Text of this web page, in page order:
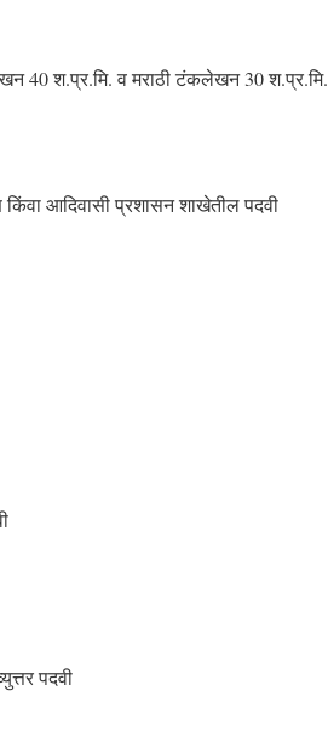
40 श.प्र.मि. व मराठी टंकलेखन 30 श.प्र.मि.
आदिवासी प्रशासन शाखेतील पदवी
पदवी